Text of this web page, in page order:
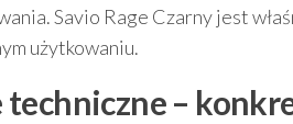
Savio Rage Czarny jest
użytkowaniu.
techniczne –